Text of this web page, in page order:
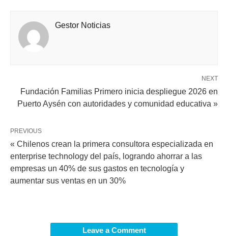
Gestor Noticias
NEXT
Fundación Familias Primero inicia despliegue 2026 en
Puerto Aysén con autoridades y comunidad educativa »
PREVIOUS
« Chilenos crean la primera consultora especializada en
enterprise technology del país, logrando ahorrar a las
empresas un 40% de sus gastos en tecnología y
aumentar sus ventas en un 30%
Leave a Comment